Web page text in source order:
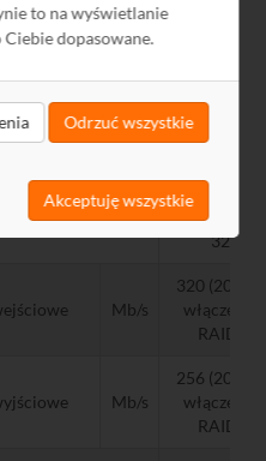
to na wyświetlanie
dopasowane.
Odrzuć wszystkie
Akceptuję wszystkie
Projektowy
32
Mb/s
320 (200 po
włączeniu
RAID)
Mb/s
256 (200 po
włączeniu
RAID)